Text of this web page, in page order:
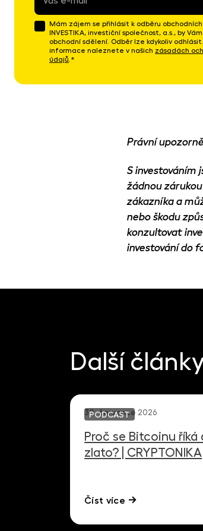
Mám zájem se přihlásit k odběru obchodních
INVESTIKA, investiční společnost, a.s., by
obchodní sdělení. Odběr lze kdykoliv
informace naleznete v našich zásadách
údajů .*
Právní
S investováním
žádnou
zákazníka a
nebo škodu
konzultovat
investování do
Další
30. července 2026
Proč se Bitcoinu říká
zlato? | CRYPTONIKA
Číst více
PODCAST